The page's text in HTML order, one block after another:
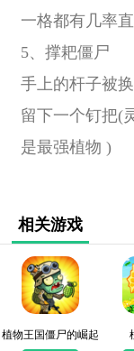
一格都有几率
5、撑耙僵尸
手上的杆子被
留下一个钉把(
是最强植物 )
相关游戏
植物王国僵尸的崛起